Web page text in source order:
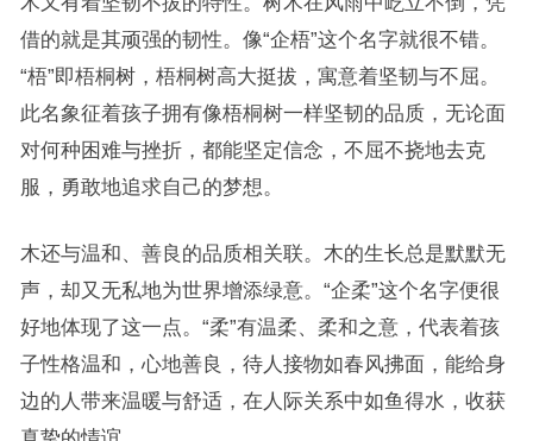
借的就是其顽强的韧性。像“企梧”这个名字就很不错。
“梧”即梧桐树，梧桐树高大挺拔，寓意着坚韧与不屈。
此名象征着孩子拥有像梧桐树一样坚韧的品质，无论面
对何种困难与挫折，都能坚定信念，不屈不挠地去克
服，勇敢地追求自己的梦想。
木还与温和、善良的品质相关联。木的生长总是默默无
声，却又无私地为世界增添绿意。“企柔”这个名字便很
好地体现了这一点。“柔”有温柔、柔和之意，代表着孩
子性格温和，心地善良，待人接物如春风拂面，能给身
边的人带来温暖与舒适，在人际关系中如鱼得水，收获